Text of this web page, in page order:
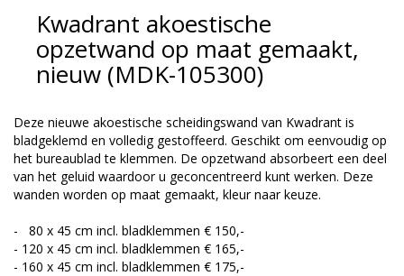
Kwadrant akoestische
opzetwand op maat gemaakt,
nieuw (MDK-105300)
Deze nieuwe akoestische scheidingswand van Kwadrant is
bladgeklemd en volledig gestoffeerd. Geschikt om eenvoudig op
het bureaublad te klemmen. De opzetwand absorbeert een deel
van het geluid waardoor u geconcentreerd kunt werken. Deze
wanden worden op maat gemaakt, kleur naar keuze.
- 80 x 45 cm incl. bladklemmen € 150,-
- 120 x 45 cm incl. bladklemmen € 165,-
- 160 x 45 cm incl. bladklemmen € 175,-